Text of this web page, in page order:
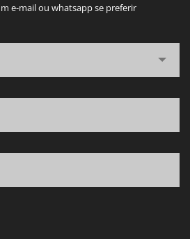
e-mail ou whatsapp se preferir